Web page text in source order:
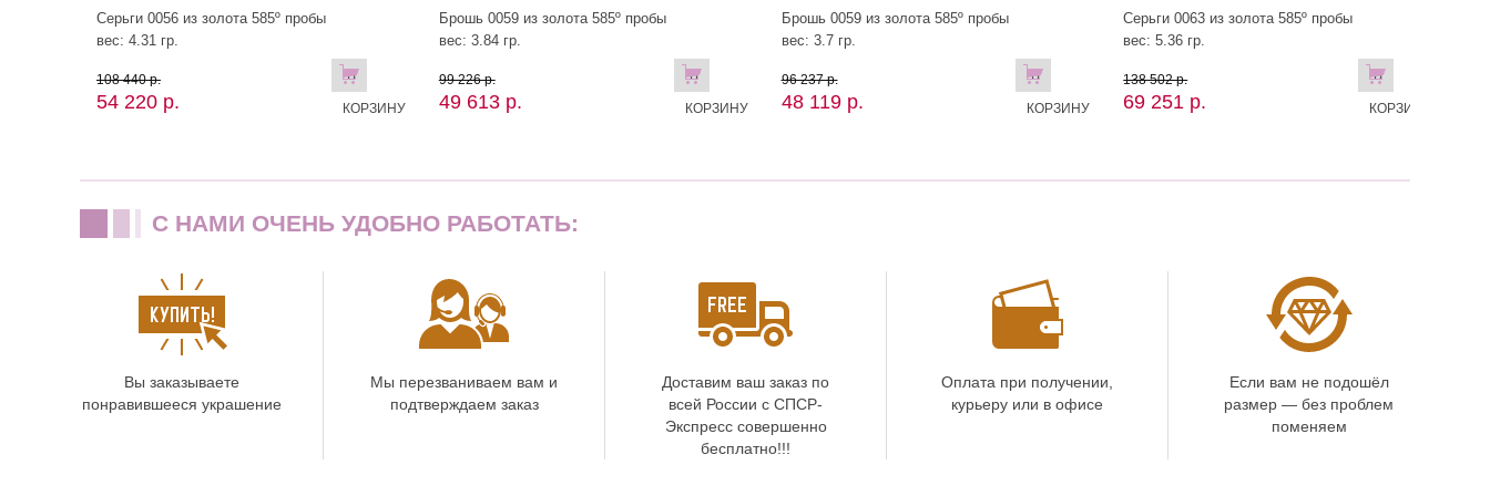
Серьги 0056 из золота 585º пробы
вес: 4.31 гр.
108 440 р.
54 220 р.
В
КОРЗИНУ
Брошь 0059 из золота 585º пробы
вес: 3.84 гр.
99 226 р.
49 613 р.
В
КОРЗИНУ
Брошь 0059 из золота 585º пробы
вес: 3.7 гр.
96 237 р.
48 119 р.
В
КОРЗИНУ
Серьги 0063 из золота 585º пробы
вес: 5.36 гр.
138 502 р.
69 251 р.
В
КОРЗИНУ
C НАМИ ОЧЕНЬ УДОБНО РАБОТАТЬ:
Вы заказываете
понравившееся украшение
Мы перезваниваем вам и
подтверждаем заказ
Доставим ваш заказ по
всей России с СПСР-
Экспресс совершенно
бесплатно!!!
Оплата при получении,
курьеру или в офисе
Если вам не подошёл
размер — без проблем
поменяем